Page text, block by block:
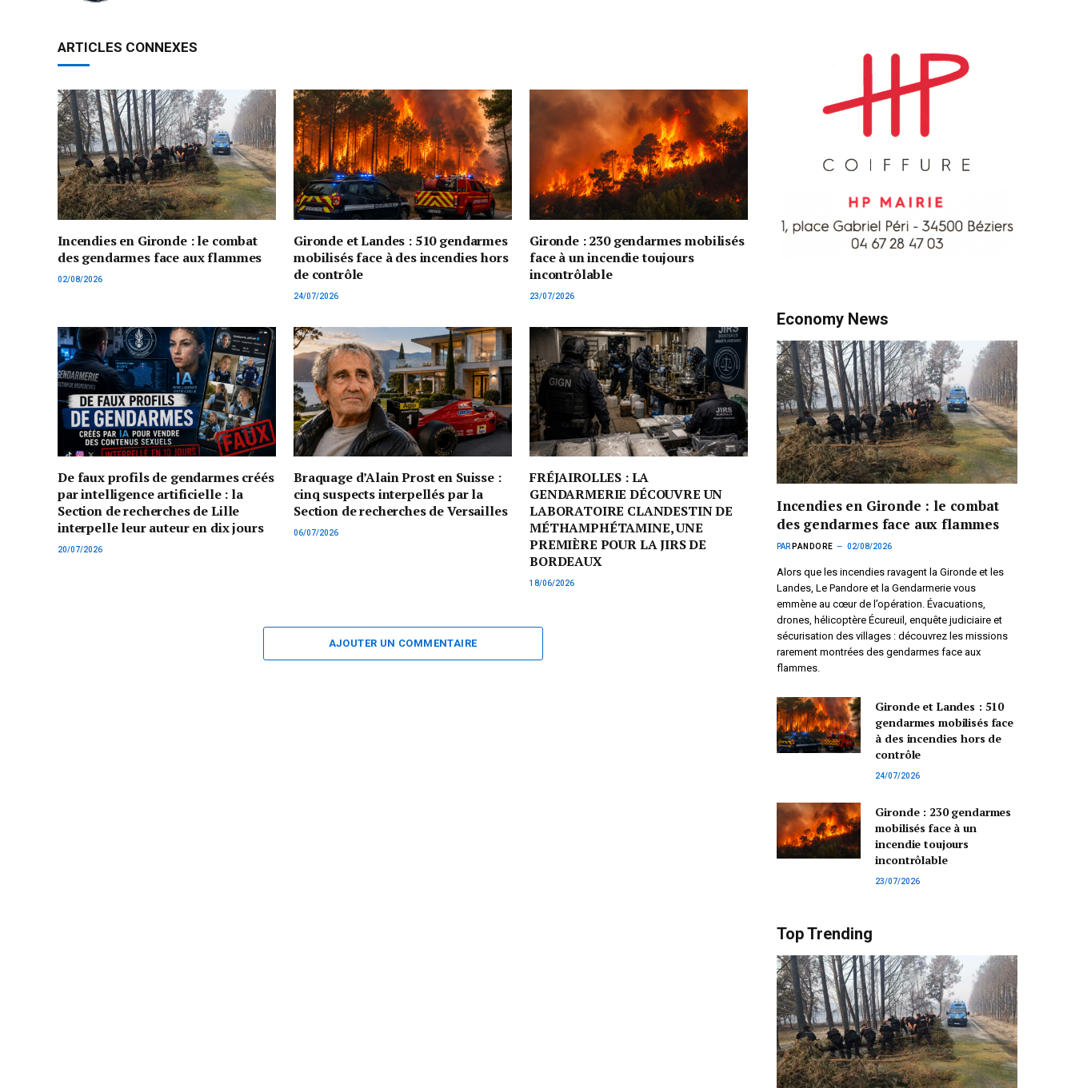
ARTICLES CONNEXES
Incendies en Gironde : le combat
des gendarmes face aux flammes
02/08/2026
Gironde et Landes : 510 gendarmes
mobilisés face à des incendies hors
de contrôle
24/07/2026
Gironde : 230 gendarmes mobilisés
face à un incendie toujours
incontrôlable
23/07/2026
De faux profils de gendarmes créés
par intelligence artificielle : la
Section de recherches de Lille
interpelle leur auteur en dix jours
20/07/2026
Braquage d’Alain Prost en Suisse :
cinq suspects interpellés par la
Section de recherches de Versailles
06/07/2026
FRÉJAIROLLES : LA
GENDARMERIE DÉCOUVRE UN
LABORATOIRE CLANDESTIN DE
MÉTHAMPHÉTAMINE, UNE
PREMIÈRE POUR LA JIRS DE
BORDEAUX
18/06/2026
AJOUTER UN COMMENTAIRE
Economy News
Incendies en Gironde : le combat
des gendarmes face aux flammes
PAR PANDORE 02/08/2026
Alors que les incendies ravagent la Gironde et les
Landes, Le Pandore et la Gendarmerie vous
emmène au cœur de l’opération. Évacuations,
drones, hélicoptère Écureuil, enquête judiciaire et
sécurisation des villages : découvrez les missions
rarement montrées des gendarmes face aux
flammes.
Gironde et Landes : 510
gendarmes mobilisés face
à des incendies hors de
contrôle
24/07/2026
Gironde : 230 gendarmes
mobilisés face à un
incendie toujours
incontrôlable
23/07/2026
Top Trending